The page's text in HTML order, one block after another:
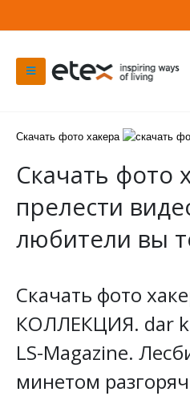
Скачать фото хакера
Скачать фото
прелести
любители вы
Скачать фото
КОЛЛЕКЦИЯ. dar
LS-Magazine.
минетом